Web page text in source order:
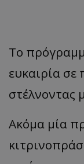
Το
ευκαιρία
στέλνοντας
Ακόμα μία